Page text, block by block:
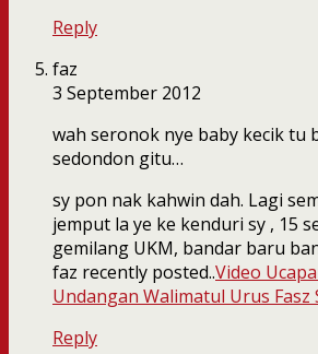
Reply
faz
3 September 2012
wah seronok nye baby kecik tu
sedondon gitu…
sy pon nak kahwin dah. Lagi
jemput la ye ke kenduri sy , 15
gemilang UKM, bandar baru
faz recently posted..Video
Undangan Walimatul Urus Fasz
Reply